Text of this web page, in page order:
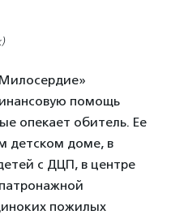
помощь
опекает обитель. Ее
детском доме, в
с ДЦП, в центре
пожилых